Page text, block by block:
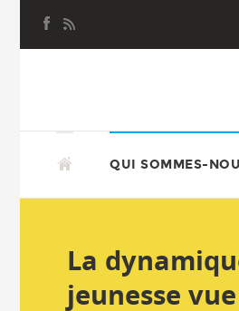
contenu
ATD QUART
AU
CONTENUQUI SOMMES-
Les
rue vue par
La
jeunesse
Nos actions
changer
NEWS
Nos cartes